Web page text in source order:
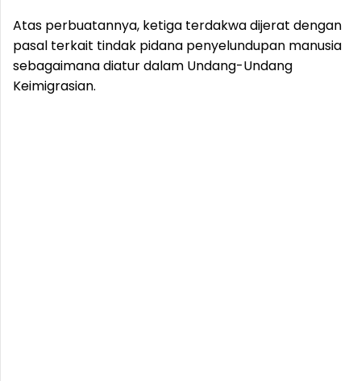
Atas perbuatannya, ketiga terdakwa dijerat dengan
pasal terkait tindak pidana penyelundupan manusia
sebagaimana diatur dalam Undang-Undang
Keimigrasian.